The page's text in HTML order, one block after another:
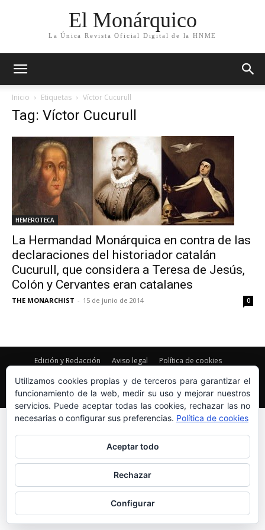
El Monárquico
La Única Revista Oficial Digital de la HNME
Inicio Etiquetas Víctor Cucurull
Tag: Víctor Cucurull
HEMEROTECA
La Hermandad Monárquica en contra de las
declaraciones del historiador catalán
Cucurull, que considera a Teresa de Jesús,
Colón y Cervantes eran catalanes
THE MONARCHIST - 15 de junio de 2014 0
Edición y Redacción Aviso legal
Política de cookies
© Newspaper WordPress Theme by TagDiv
Utilizamos cookies propias y de terceros para garantizar el
funcionamiento de la web, medir su uso y mejorar nuestros
servicios. Puede aceptar todas las cookies, rechazar las no
necesarias o configurar sus preferencias. Política de cookies
Aceptar todo
Rechazar
Configurar